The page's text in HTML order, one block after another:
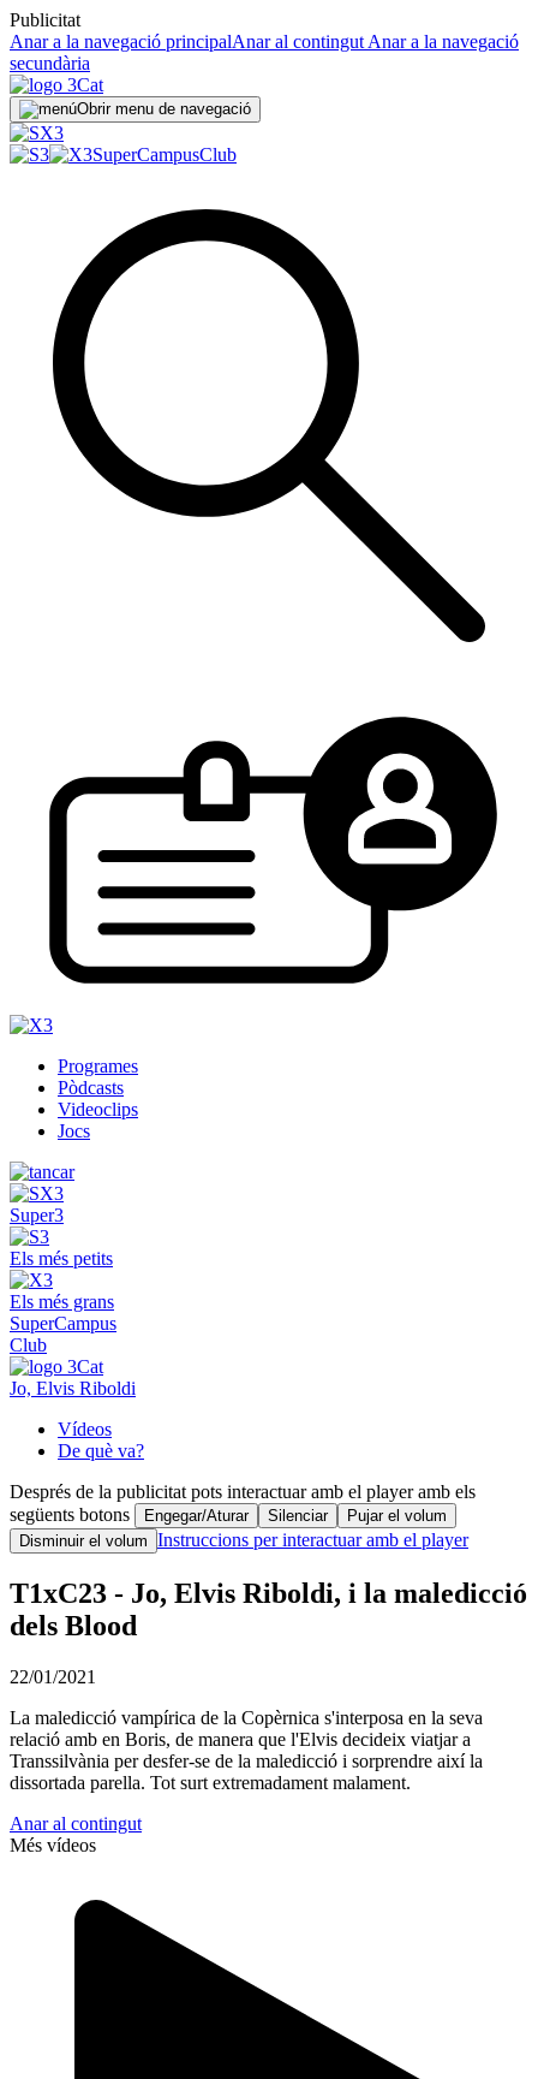
Publicitat
Anar a la navegació principalAnar al contingut Anar a la navegació
secundària
Obrir menu de navegació
SuperCampusClub
Programes
Pòdcasts
Videoclips
Jocs
Super3
Els més petits
Els més grans
SuperCampus
Club
Jo, Elvis Riboldi
Vídeos
De què va?
Després de la publicitat pots interactuar amb el player amb els
següents botons
Engegar/Aturar Silenciar
Pujar el volum
Disminuir el volum Instruccions per interactuar amb el player
T1xC23 - Jo, Elvis Riboldi, i la maledicció
dels Blood
22/01/2021
La maledicció vampírica de la Copèrnica s'interposa en la seva
relació amb en Boris, de manera que l'Elvis decideix viatjar a
Transsilvània per desfer-se de la maledicció i sorprendre així la
dissortada parella. Tot surt extremadament malament.
Anar al contingut
Més vídeos